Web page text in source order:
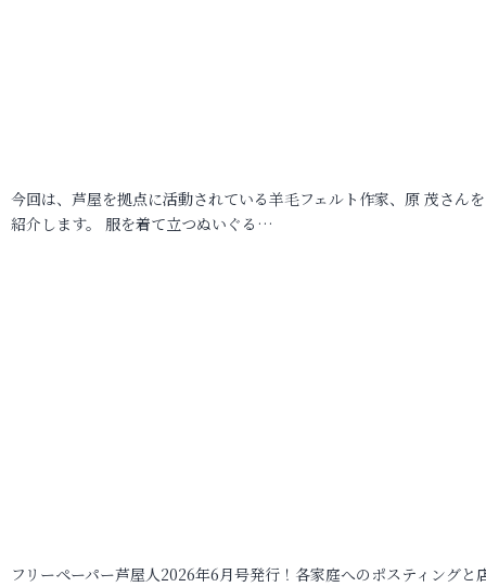
今回は、芦屋を拠点に活動されている羊毛フェルト作家、原 茂さん
紹介します。 服を着て立つぬいぐる…
フリーペーパー芦屋人2026年6月号発行！各家庭へのポスティングと